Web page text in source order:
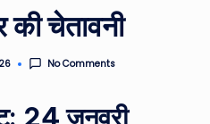
चेतावनी
No Comments
24 जनवरी